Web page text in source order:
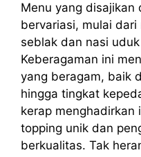
Menu yang disajikan
bervariasi, mulai
seblak dan nasi
Keberagaman ini
yang beragam, baik
hingga tingkat
kerap menghadirkan
topping unik dan
berkualitas. Tak